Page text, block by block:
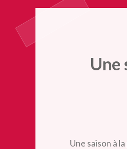
Une
Une saison à